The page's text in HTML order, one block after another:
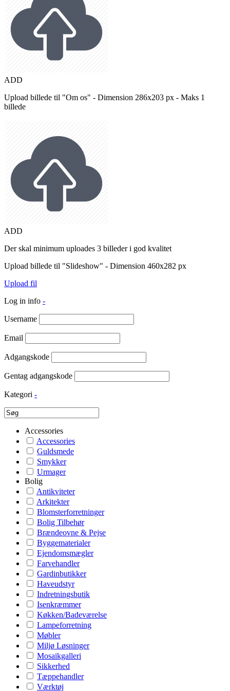
ADD
Upload billede til "Om os" - Dimension 286x203 px - Maks 1
billede
ADD
Der skal minimum uploades 3 billeder i god kvalitet
Upload billede til "Slideshow" - Dimension 460x282 px
Upload fil
Log in info -
Username
Email
Adgangskode
Gentag adgangskode
Kategori -
Accessories
Accessories
Guldsmede
Smykker
Urmager
Bolig
Antikviteter
Arkitekter
Blomsterforretninger
Bolig Tilbehør
Brændeovne & Pejse
Byggematerialer
Ejendomsmægler
Farvehandler
Gardinbutikker
Haveudstyr
Indretningsbutik
Isenkræmmer
Køkken/Badeværelse
Lampeforretning
Møbler
Miljø Løsninger
Mosaikgalleri
Sikkerhed
Tæppehandler
Værktøj